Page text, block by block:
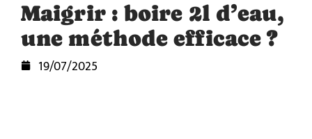
Maigrir : boire 2l d’eau,
une méthode efficace ?
19/07/2025